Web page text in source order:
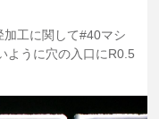
工に関して#40マシ
ように穴の入口にR0.5